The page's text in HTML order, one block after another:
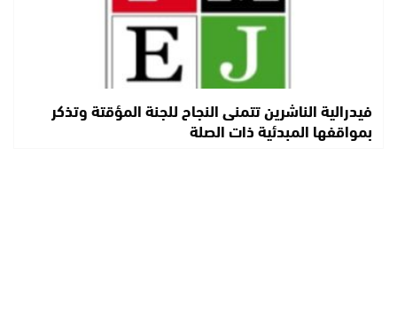
فيدرالية الناشرين تتمنى النجاح للجنة المؤقتة وتذكر
بمواقفها المبدئية ذات الصلة